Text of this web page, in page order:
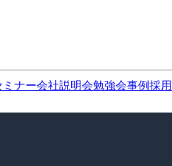
ミナー会社説明会勉強会事例採用